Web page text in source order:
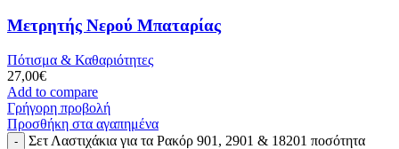
Μετρητής Νερού Μπαταρίας
Πότισμα & Καθαριότητες
27,00€
Add to compare
Γρήγορη προβολή
Προσθήκη στα αγαπημένα
Σετ Λαστιχάκια για τα Ρακόρ 901, 2901 & 18201 ποσότητα